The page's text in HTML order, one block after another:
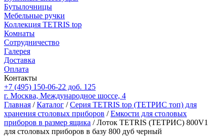
Бутылочницы
Мебельные ручки
Коллекция TETRIS top
Комнаты
Сотрудничество
Галерея
Доставка
Оплата
Контакты
+7 (495) 150-06-22 доб. 125
г. Москва, Международное шоссе, 4
Главная /Каталог /Серия TETRIS top (ТЕТРИС топ) для
хранения столовых приборов /Емкости для столовых
приборов в размер ящика / Лоток TETRIS (ТЕТРИС) 800V1
для столовых приборов в базу 800 дуб черный